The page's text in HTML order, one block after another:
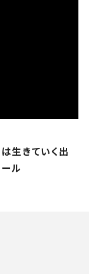
生きていく出
ル